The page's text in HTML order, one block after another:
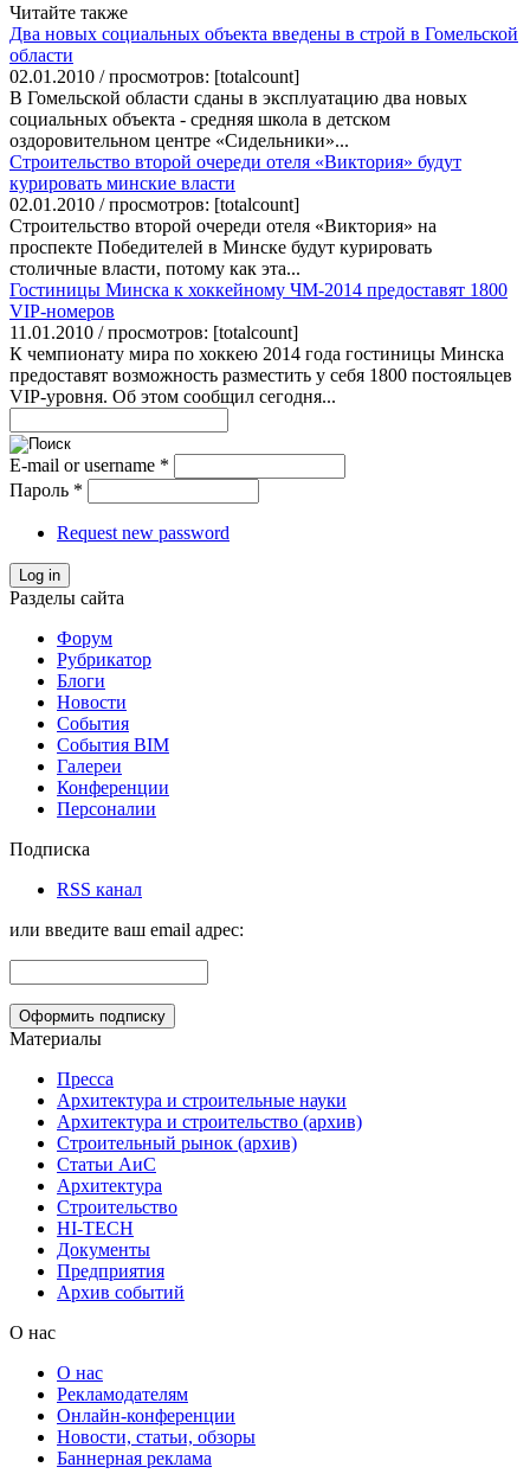
Читайте также
Два новых социальных объекта введены в строй в Гомельской
области
02.01.2010 / просмотров: [totalcount]
В Гомельской области сданы в эксплуатацию два новых
социальных объекта - средняя школа в детском
оздоровительном центре «Сидельники»...
Строительство второй очереди отеля «Виктория» будут
курировать минские власти
02.01.2010 / просмотров: [totalcount]
Строительство второй очереди отеля «Виктория» на
проспекте Победителей в Минске будут курировать
столичные власти, потому как эта...
Гостиницы Минска к хоккейному ЧМ-2014 предоставят 1800
VIP-номеров
11.01.2010 / просмотров: [totalcount]
К чемпионату мира по хоккею 2014 года гостиницы Минска
предоставят возможность разместить у себя 1800 постояльцев
VIP-уровня. Об этом сообщил сегодня...
E-mail or username *
Пароль *
Request new password
Log in
Разделы сайта
Форум
Рубрикатор
Блоги
Новости
События
События BIM
Галереи
Конференции
Персоналии
Подписка
RSS канал
или введите ваш email адрес:
Материалы
Пресса
Архитектура и строительные науки
Архитектура и строительство (архив)
Строительный рынок (архив)
Статьи АиС
Архитектура
Строительство
HI-TECH
Документы
Предприятия
Архив событий
О нас
О нас
Рекламодателям
Онлайн-конференции
Новости, статьи, обзоры
Баннерная реклама